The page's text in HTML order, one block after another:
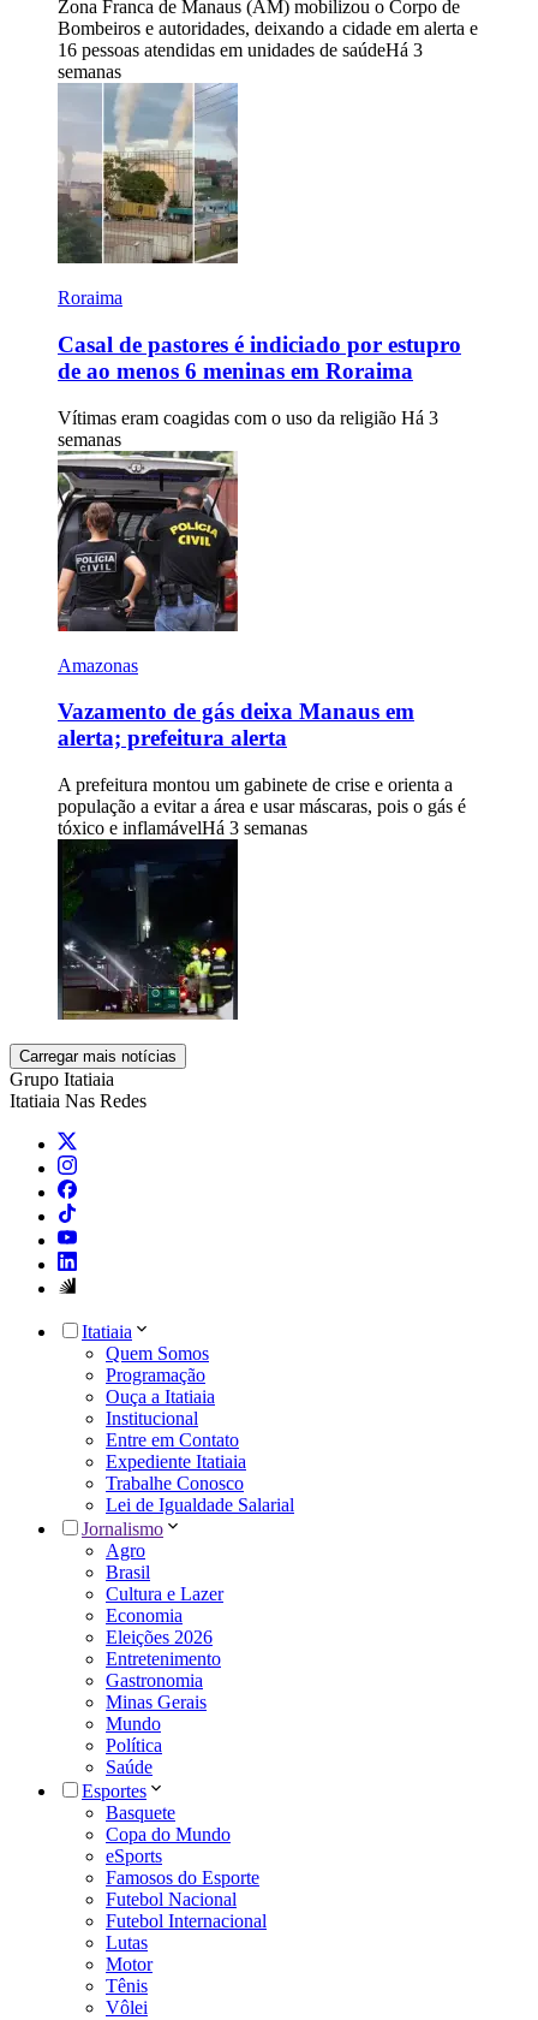
Zona Franca de Manaus (AM) mobilizou o Corpo de
Bombeiros e autoridades, deixando a cidade em alerta e
16 pessoas atendidas em unidades de saúdeHá 3
semanas
Roraima
Casal de pastores é indiciado por estupro
de ao menos 6 meninas em Roraima
Vítimas eram coagidas com o uso da religião Há 3
semanas
Amazonas
Vazamento de gás deixa Manaus em
alerta; prefeitura alerta
A prefeitura montou um gabinete de crise e orienta a
população a evitar a área e usar máscaras, pois o gás é
tóxico e inflamávelHá 3 semanas
Carregar mais notícias
Grupo Itatiaia
Itatiaia Nas Redes
Itatiaia
Quem Somos
Programação
Ouça a Itatiaia
Institucional
Entre em Contato
Expediente Itatiaia
Trabalhe Conosco
Lei de Igualdade Salarial
Jornalismo
Agro
Brasil
Cultura e Lazer
Economia
Eleições 2026
Entretenimento
Gastronomia
Minas Gerais
Mundo
Política
Saúde
Esportes
Basquete
Copa do Mundo
eSports
Famosos do Esporte
Futebol Nacional
Futebol Internacional
Lutas
Motor
Tênis
Vôlei